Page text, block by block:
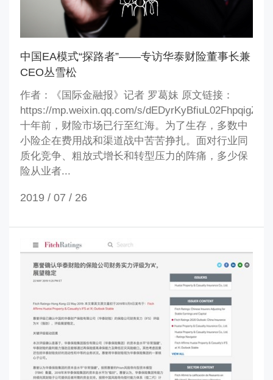
中国EA模式“探路者”——专访华泰财险董事长兼
CEO丛雪松
作者：《国际金融报》记者 罗葛妹 原文链接：
https://mp.weixin.qq.com/s/dEDyrKyBfiuL02FhpqigZg
十年前，财险市场已行至红海。为了生存，多数中
小险企在费用战和渠道战中苦苦挣扎。面对行业同
质化竞争、粗放式增长和转型压力的阵痛，多少保
险从业者...
2019 / 07 / 26